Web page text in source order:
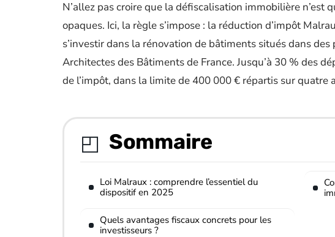
N’allez pas croire que la défiscalisation immobilière n’est
opaques. Ici, la règle s’impose : la réduction d’impôt
s’investir dans la rénovation de bâtiments situés dans
Architectes des Bâtiments de France. Jusqu’à 30 % des
de l’impôt, dans la limite de 400 000 € répartis sur quatre
Sommaire
Loi Malraux : comprendre l’essentiel du
dispositif en 2025
Quels avantages fiscaux concrets pour les
investisseurs ?